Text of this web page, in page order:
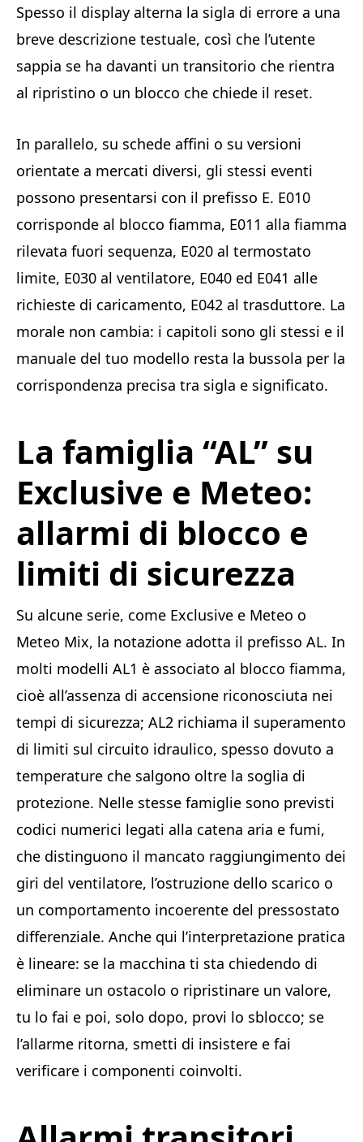
Spesso il display alterna la sigla di errore a una
breve descrizione testuale, così che l’utente
sappia se ha davanti un transitorio che rientra
al ripristino o un blocco che chiede il reset.
In parallelo, su schede affini o su versioni
orientate a mercati diversi, gli stessi eventi
possono presentarsi con il prefisso E. E010
corrisponde al blocco fiamma, E011 alla fiamma
rilevata fuori sequenza, E020 al termostato
limite, E030 al ventilatore, E040 ed E041 alle
richieste di caricamento, E042 al trasduttore. La
morale non cambia: i capitoli sono gli stessi e il
manuale del tuo modello resta la bussola per la
corrispondenza precisa tra sigla e significato.
La famiglia “AL” su
Exclusive e Meteo:
allarmi di blocco e
limiti di sicurezza
Su alcune serie, come Exclusive e Meteo o
Meteo Mix, la notazione adotta il prefisso AL. In
molti modelli AL1 è associato al blocco fiamma,
cioè all’assenza di accensione riconosciuta nei
tempi di sicurezza; AL2 richiama il superamento
di limiti sul circuito idraulico, spesso dovuto a
temperature che salgono oltre la soglia di
protezione. Nelle stesse famiglie sono previsti
codici numerici legati alla catena aria e fumi,
che distinguono il mancato raggiungimento dei
giri del ventilatore, l’ostruzione dello scarico o
un comportamento incoerente del pressostato
differenziale. Anche qui l’interpretazione pratica
è lineare: se la macchina ti sta chiedendo di
eliminare un ostacolo o ripristinare un valore,
tu lo fai e poi, solo dopo, provi lo sblocco; se
l’allarme ritorna, smetti di insistere e fai
verificare i componenti coinvolti.